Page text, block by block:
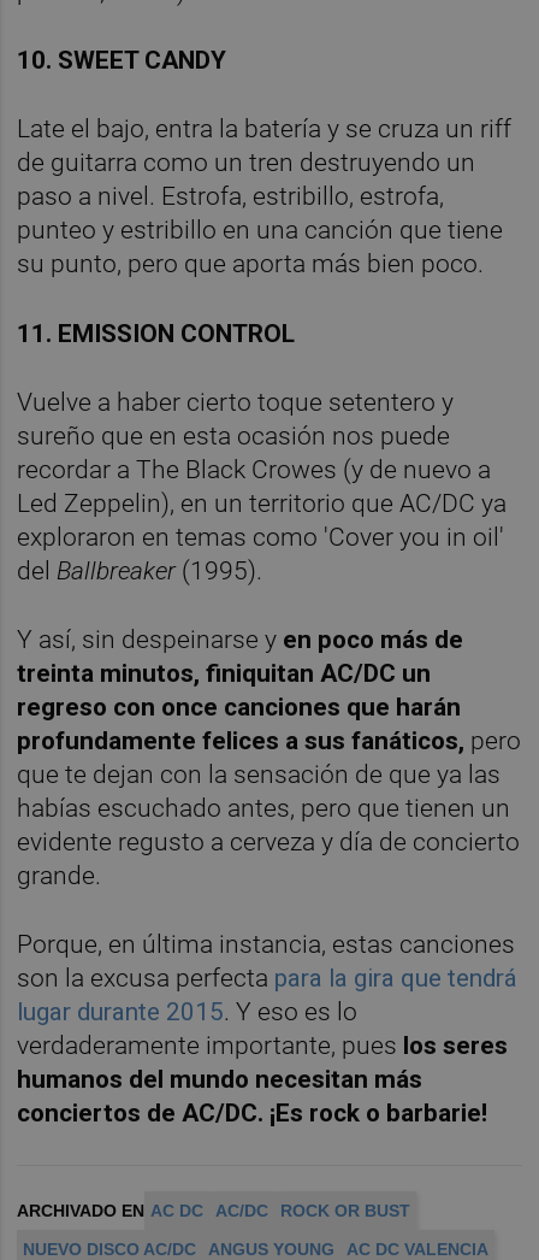
10. SWEET CANDY
Late el bajo, entra la batería y se cruza un riff
de guitarra como un tren destruyendo un
paso a nivel. Estrofa, estribillo, estrofa,
punteo y estribillo en una canción que tiene
su punto, pero que aporta más bien poco.
11. EMISSION CONTROL
Vuelve a haber cierto toque setentero y
sureño que en esta ocasión nos puede
recordar a The Black Crowes (y de nuevo a
Led Zeppelin), en un territorio que AC/DC ya
exploraron en temas como 'Cover you in oil'
del Ballbreaker(1995).
Y así, sin despeinarse y en poco más de
treinta minutos, finiquitan AC/DC un
regreso con once canciones que harán
profundamente felices a sus fanáticos, pero
que te dejan con la sensación de que ya las
habías escuchado antes, pero que tienen un
evidente regusto a cerveza y día de concierto
grande.
Porque, en última instancia, estas canciones
son la excusa perfecta para la gira que tendrá
lugar durante 2015. Y eso es lo
verdaderamente importante, pues los seres
humanos del mundo necesitan más
conciertos de AC/DC. ¡Es rock o barbarie!
ARCHIVADO EN AC DC AC/DC
ROCK OR BUST
NUEVO DISCO AC/DC
ANGUS YOUNG
AC DC VALENCIA